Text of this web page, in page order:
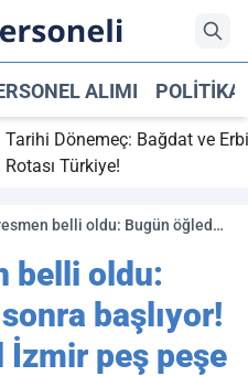
ALIMI POLITIKA
Dönemeç: Bağdat ve Erbil
Türkiye!
belli oldu: Bugün öğleden
geldi
belli oldu:
başlıyor!
peş peşe